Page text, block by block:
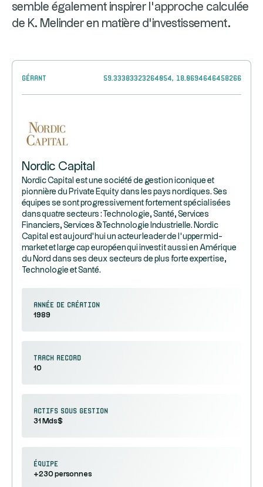
semble également inspirer l’approche calculée
de K. Melinder en matière d’investissement.
Gérant 59.33383323264054, 18.0694646458266
Nordic Capital
Nordic Capital est une société de gestion iconique et
pionnière du Private Equity dans les pays nordiques. Ses
équipes se sont progressivement fortement spécialisées
dans quatre secteurs : Technologie, Santé, Services
Financiers, Services & Technologie Industrielle. Nordic
Capital est aujourd’hui un acteur leader de l’upper mid-
market et large cap européen qui investit aussi en Amérique
du Nord dans ses deux secteurs de plus forte expertise,
Technologie et Santé.
Année de création
1989
Track record
10
Actifs sous gestion
31 Mds$
équipe
+230 personnes